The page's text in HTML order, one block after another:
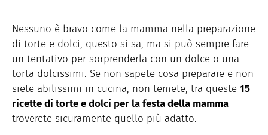
Nessuno è bravo come la mamma nella preparazione
di torte e dolci, questo si sa, ma si può sempre fare
un tentativo per sorprenderla con un dolce o una
torta dolcissimi. Se non sapete cosa preparare e non
siete abilissimi in cucina, non temete, tra queste 15
ricette di torte e dolci per la festa della mamma
troverete sicuramente quello più adatto.